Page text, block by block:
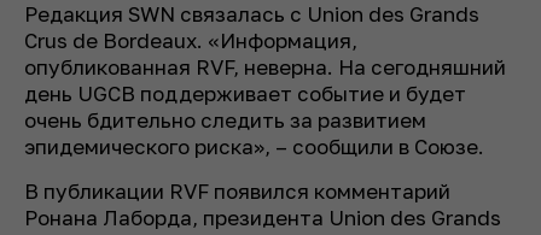
Редакция SWN связалась с Union des Grands
Crus de Bordeaux. «Информация,
опубликованная RVF, неверна. На сегодняшний
день UGCB поддерживает событие и будет
очень бдительно следить за развитием
эпидемического риска», – сообщили в Союзе.
В публикации RVF появился комментарий
Ронана Лаборда, президента Union des Grands